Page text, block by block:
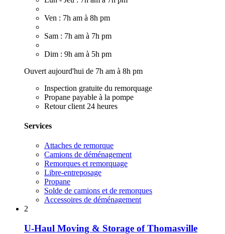
Ven : 7h am à 8h pm
Sam : 7h am à 7h pm
Dim : 9h am à 5h pm
Ouvert aujourd'hui de 7h am à 8h pm
Inspection gratuite du remorquage
Propane payable à la pompe
Retour client 24 heures
Services
Attaches de remorque
Camions de déménagement
Remorques et remorquage
Libre-entreposage
Propane
Solde de camions et de remorques
Accessoires de déménagement
2
U-Haul Moving & Storage of Thomasville